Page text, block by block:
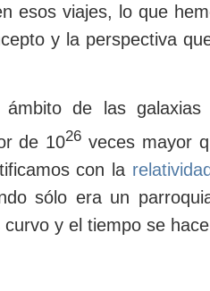
esos viajes, lo que
y la perspectiva
ámbito de las
de 1026 veces mayor
con la
sólo era un
y el tiempo se